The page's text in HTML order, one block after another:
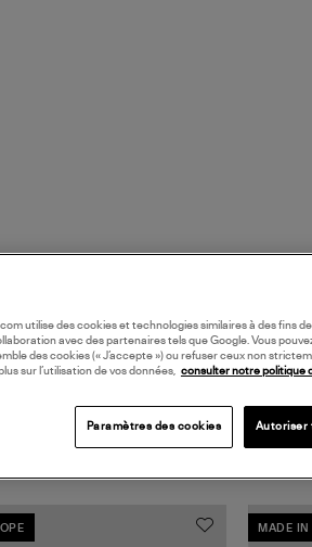
MADE IN
utilise des cookies et technologies similaires à des fins
avec des partenaires tels que Google. Vous
des cookies (« J’accepte ») ou refuser ceux non
sur l’utilisation de vos données, consulter notre politique
Paramètres des cookies Autoriser